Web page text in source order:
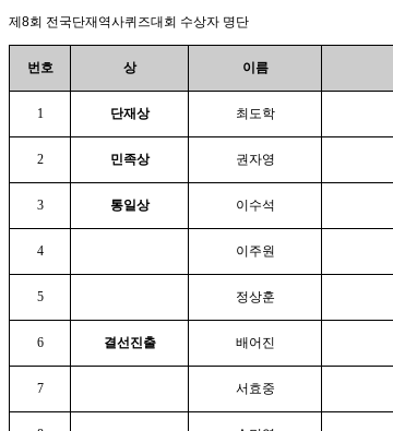
제8회 전국단재역사퀴즈대회 수상자 명단
번호 상 이름
1 단재상 최도학
2 민족상 권자영
3 통일상 이수석
4 이주원
5 정상훈
6 결선진출 배어진
7 서효중